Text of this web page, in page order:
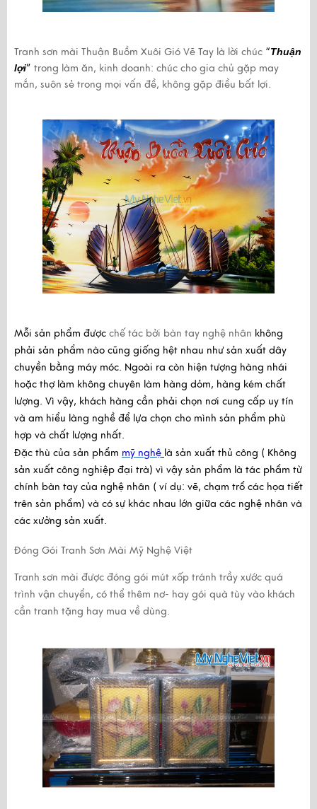
Tranh sơn mài Thuận Buồm Xuôi Gió Vẽ Tay là lời chúc “Thuận
lợi” trong làm ăn, kinh doanh: chúc cho gia chủ gặp may
mắn, suôn sẻ trong mọi vấn đề, không gặp điều bất lợi.
Mỗi sản phẩm được chế tác bởi bàn tay nghệ nhân không
phải sản phẩm nào cũng giống hệt nhau như sản xuất dây
chuyền bằng máy móc. Ngoài ra còn hiện tượng hàng nhái
hoặc thợ làm không chuyên làm hàng dỏm, hàng kém chất
lượng. Vì vậy, khách hàng cần phải chọn nơi cung cấp uy tín
và am hiểu làng nghề để lựa chọn cho mình sản phẩm phù
hợp và chất lượng nhất.
Đặc thù của sản phẩm mỹ nghệ là sản xuất thủ công ( Không
sản xuất công nghiệp đại trà) vì vậy sản phẩm là tác phẩm từ
chính bàn tay của nghệ nhân ( ví dụ: vẽ, chạm trổ các họa tiết
trên sản phẩm) và có sự khác nhau lớn giữa các nghệ nhân và
các xưởng sản xuất.
Đóng Gói Tranh Sơn Mài Mỹ Nghệ Việt
Tranh sơn mài được đóng gói mút xốp tránh trầy xước quá
trình vận chuyển, có thể thêm nơ- hay gói quà tùy vào khách
cần tranh tặng hay mua về dùng.